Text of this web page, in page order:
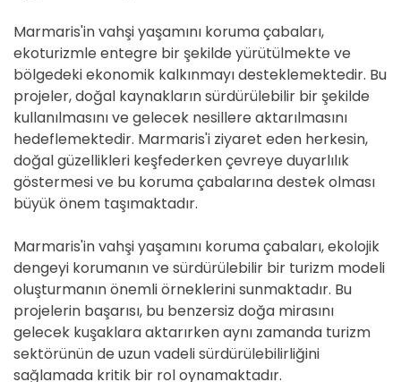
Marmaris'in vahşi yaşamını koruma çabaları,
ekoturizmle entegre bir şekilde yürütülmekte ve
bölgedeki ekonomik kalkınmayı desteklemektedir. Bu
projeler, doğal kaynakların sürdürülebilir bir şekilde
kullanılmasını ve gelecek nesillere aktarılmasını
hedeflemektedir. Marmaris'i ziyaret eden herkesin,
doğal güzellikleri keşfederken çevreye duyarlılık
göstermesi ve bu koruma çabalarına destek olması
büyük önem taşımaktadır.
Marmaris'in vahşi yaşamını koruma çabaları, ekolojik
dengeyi korumanın ve sürdürülebilir bir turizm modeli
oluşturmanın önemli örneklerini sunmaktadır. Bu
projelerin başarısı, bu benzersiz doğa mirasını
gelecek kuşaklara aktarırken aynı zamanda turizm
sektörünün de uzun vadeli sürdürülebilirliğini
sağlamada kritik bir rol oynamaktadır.